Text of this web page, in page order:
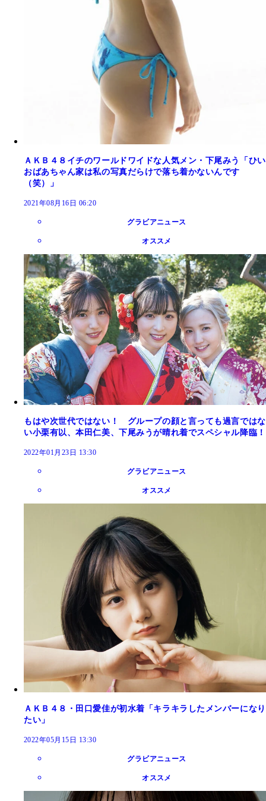
ＡＫＢ４８イチのワールドワイドな人気メン・下尾みう「ひい
おばあちゃん家は私の写真だらけで落ち着かないんです
（笑）」
2021年08月16日 06:20
グラビアニュース
オススメ
もはや次世代ではない！ グループの顔と言っても過言ではな
い小栗有以、本田仁美、下尾みうが晴れ着でスペシャル降臨！
2022年01月23日 13:30
グラビアニュース
オススメ
ＡＫＢ４８・田口愛佳が初水着「キラキラしたメンバーになり
たい」
2022年05月15日 13:30
グラビアニュース
オススメ